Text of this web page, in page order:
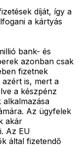
díját, így a
a kártyás
bank- és
azonban csak
fizetnek
is, mert a
a készpénz
alkalmazása
Az ügyfelek
akár
Az EU
által fizetendő